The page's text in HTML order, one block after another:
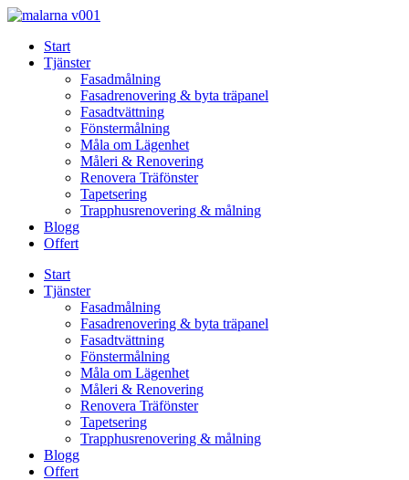
Skip
contentStart
Tjänster
Fasadmålning
Fasadrenovering & byta träpanel
Fasadtvättning
Fönstermålning
Måla om Lägenhet
Måleri & Renovering
Renovera Träfönster
Tapetsering
Trapphusrenovering & målning
Blogg
Offert
Start
Tjänster
Fasadmålning
Fasadrenovering & byta träpanel
Fasadtvättning
Fönstermålning
Måla om Lägenhet
Måleri & Renovering
Renovera Träfönster
Tapetsering
Trapphusrenovering & målning
Blogg
Offert